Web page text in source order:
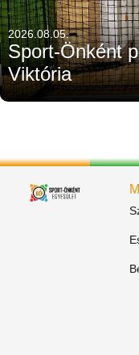
2026.08.05.
Sport-Önként
Viktória